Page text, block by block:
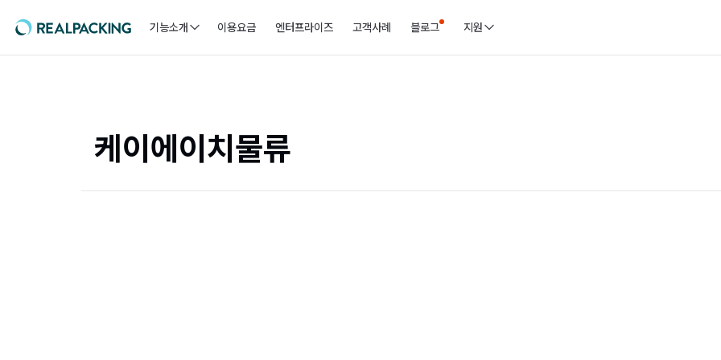
기능소개 이용요금 엔터프라이즈 고객사례 블로그 지원
케이에이치물류